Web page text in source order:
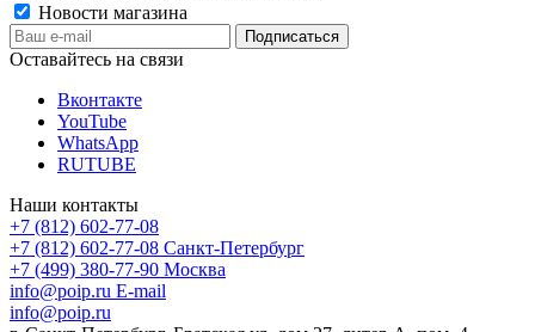
Новости магазина
Оставайтесь на связи
Вконтакте
YouTube
WhatsApp
RUTUBE
Наши контакты
+7 (812) 602-77-08
+7 (812) 602-77-08 Санкт-Петербург
+7 (499) 380-77-90 Москва
info@poip.ru E-mail
info@poip.ru